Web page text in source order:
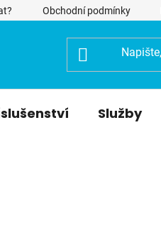
Obchodní podmínky
Služby